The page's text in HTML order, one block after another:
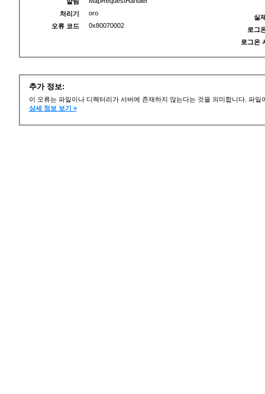
처리기
oro
오류 코드
0x80070002
실
로그
로그온
추가 정보:
이 오류는 파일이나 디렉터리가 서버에 존재하지 않는다는 것을 의미합니다. 파
상세 정보 보기 »